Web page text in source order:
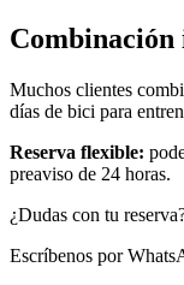
Combinación
Muchos clientes
días de bici para
Reserva flexible:
preaviso de 24 horas.
¿Dudas con tu
Escríbenos por